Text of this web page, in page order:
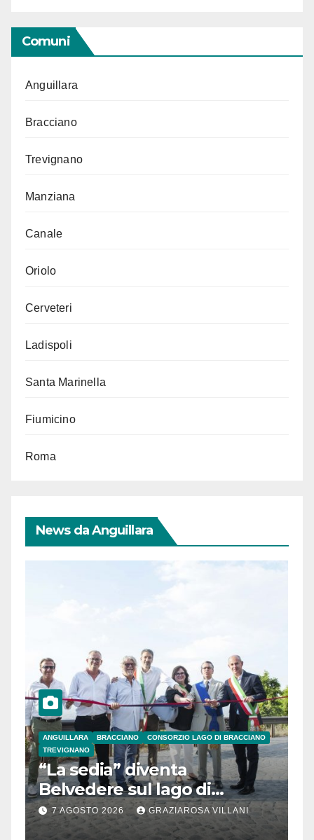
Comuni
Anguillara
Bracciano
Trevignano
Manziana
Canale
Oriolo
Cerveteri
Ladispoli
Santa Marinella
Fiumicino
Roma
News da Anguillara
ANGUILLARA BRACCIANO
CONSORZIO LAGO DI BRACCIANO
TREVIGNANO
“La sedia” diventa
Belvedere sul lago di
Bracciano: ieri
l’inaugurazione
7 AGOSTO 2026 GRAZIAROSA VILLANI